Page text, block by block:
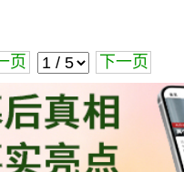
页 下一页